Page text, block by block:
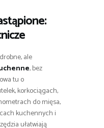
ale
, bez
tu o
korkociągach,
do mięsa,
kuchennych i
ułatwiają